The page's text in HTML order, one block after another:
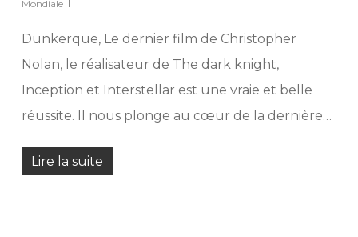
Mondiale
Dunkerque, Le dernier film de Christopher
Nolan, le réalisateur de The dark knight,
Inception et Interstellar est une vraie et belle
réussite. Il nous plonge au cœur de la dernière…
Lire la suite